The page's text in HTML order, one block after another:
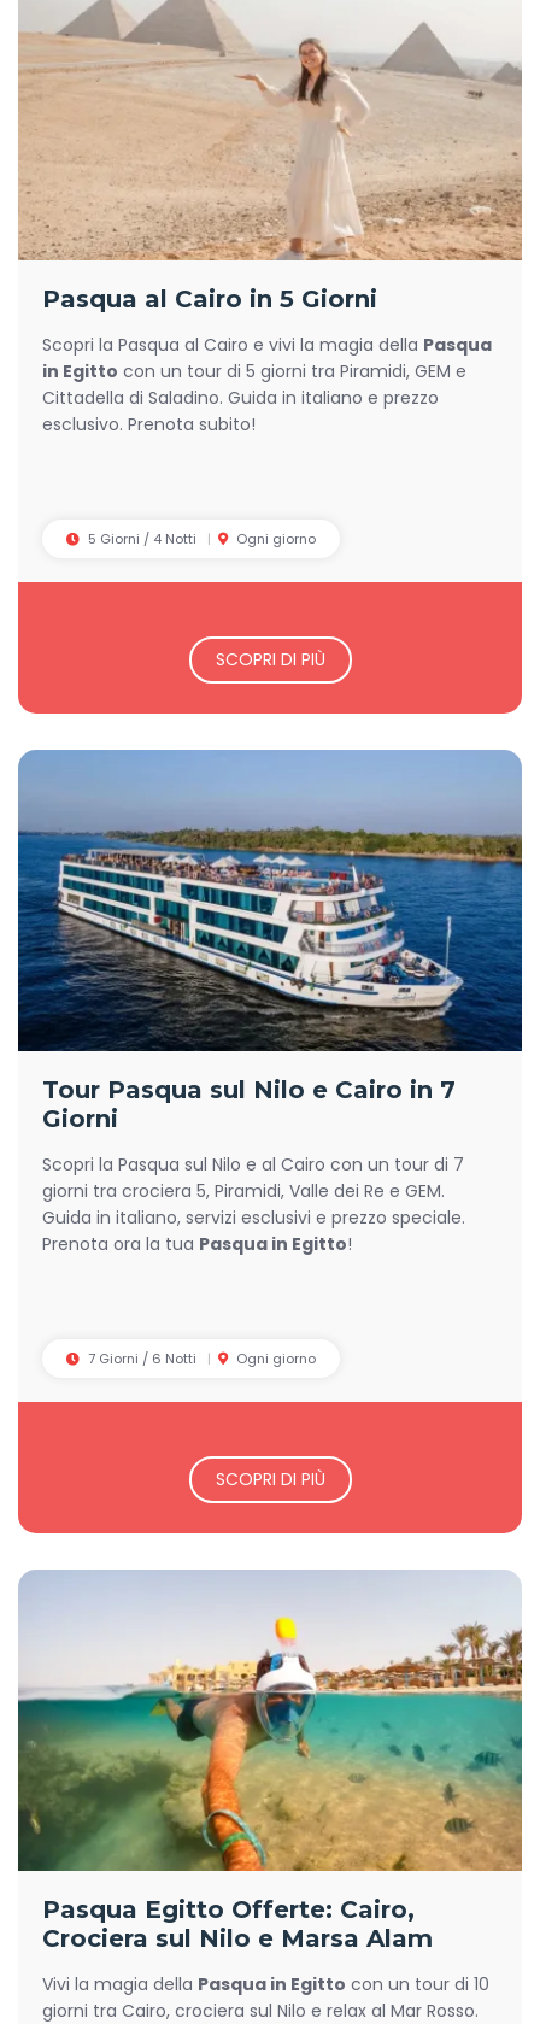
Pasqua al Cairo in 5 Giorni
Scopri la Pasqua al Cairo e vivi la magia della Pasqua
in Egitto con un tour di 5 giorni tra Piramidi, GEM e
Cittadella di Saladino. Guida in italiano e prezzo
esclusivo. Prenota subito!
5 Giorni / 4 Notti Ogni giorno
SCOPRI DI PIÙ
Tour Pasqua sul Nilo e Cairo in 7
Giorni
Scopri la Pasqua sul Nilo e al Cairo con un tour di 7
giorni tra crociera 5, Piramidi, Valle dei Re e GEM.
Guida in italiano, servizi esclusivi e prezzo speciale.
Prenota ora la tua Pasqua in Egitto!
7 Giorni / 6 Notti Ogni giorno
SCOPRI DI PIÙ
Pasqua Egitto Offerte: Cairo,
Crociera sul Nilo e Marsa Alam
Vivi la magia della Pasqua in Egitto con un tour di 10
giorni tra Cairo, crociera sul Nilo e relax al Mar Rosso.